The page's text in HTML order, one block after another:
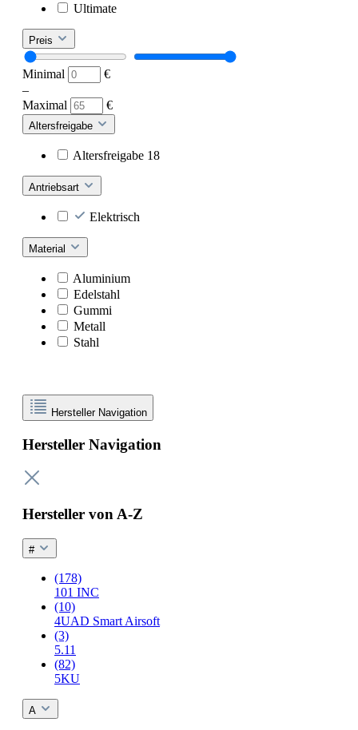
Ultimate
Preis
Minimal
€
–
Maximal
€
Altersfreigabe
Altersfreigabe 18
Antriebsart
Elektrisch
Material
Aluminium
Edelstahl
Gummi
Metall
Stahl
Hersteller Navigation
Hersteller Navigation
Hersteller von A-Z
#
(178)
101 INC
(10)
4UAD Smart Airsoft
(3)
5.11
(82)
5KU
A